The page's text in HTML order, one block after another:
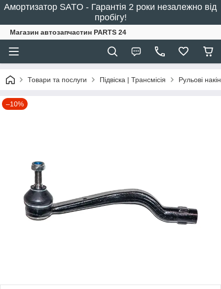
Амортизатор SATO - Гарантія 2 роки незалежно від
пробігу!
Магазин автозапчастин PARTS 24
Товари та послуги Підвіска | Трансмісія Рульові
–10%